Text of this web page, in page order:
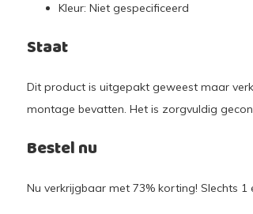
Kleur: Niet gespecificeerd
Staat
Dit product is uitgepakt geweest maar
montage bevatten. Het is zorgvuldig
Bestel nu
Nu verkrijgbaar met 73% korting! Slechts